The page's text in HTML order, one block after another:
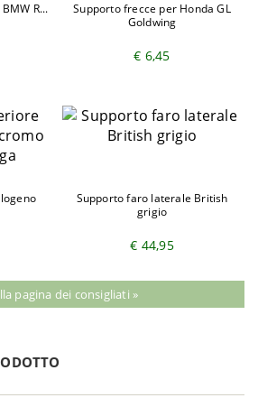
R...
Supporto frecce per Honda GL
Goldwing
€ 6,45
Supporto faro laterale British
grigio
€ 44,95
pagina dei consigliati »